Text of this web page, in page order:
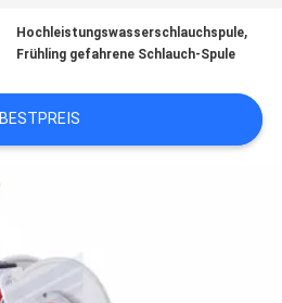
Hochleistungswasserschlauchspule,
Frühling gefahrene Schlauch-Spule
BESTPREIS